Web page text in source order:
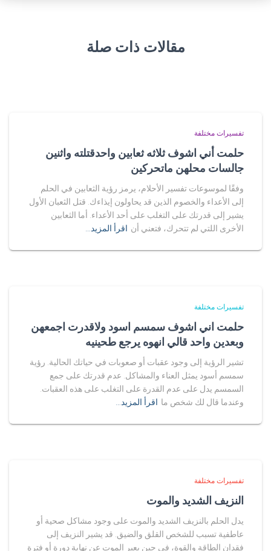
مقالات ذات صلة
تفسيرات مختلفة
حلمت أني اشوف ثلاثه ثعابين واحدقتلته واثنين
جالسات محلهن ماتحركين
وفقًا لموسوعات تفسير الأحلام، يرمز رؤية الثعابين في الحلم
إلى الأعداء والخصوم الذين قد يحاولون إيذاءك. قتل الثعبان الأول
يشير إلى قدرتك على التغلب على أحد الأعداء. أما الثعابين
الأخرى اللتي لم تتحرك، فتعني أن اقرأ المزيد…
تفسيرات مختلفة
حلمت اني اشوف سمسم اسود ولاقدرت اجمعهن
وبعدين واحد قالي انهوه يرجع طحينيه
تشير الرؤية إلى وجود عقبات أو صعوبات في حياتك الحالية. رؤية
سمسم أسود يمثل العناء والمشاكل. عدم قدرتك على جمع
السمسم يدل على عدم القدرة على التغلب على هذه العقبات.
وعندما قال لك شخص ما اقرأ المزيد…
تفسيرات مختلفة
النزيف الشديد والموت
يدل الحلم بالنزيف الشديد والموت على وجود مشاكل صحية أو
عاطفية تسبب للشخص القلق والضيق. قد يشير النزيف إلى
فقدان الطاقة والقوة، في حين يعبر الموت عن نهاية دورة أو فترة